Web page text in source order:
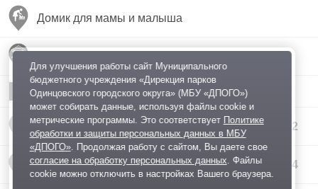
Домик для мамы и малыша
Парковки
Площадки для выгула собак 2
Скамейка с навесом 24
Для улучшения работы сайт Муниципального
бюджетного учреждения «Дирекция парков
Одинцовского городского округа» (МБУ «ДПОГО»)
может собирать данные, используя файлы cookie и
метрические программы. Это соответствует Политике
обработки и защиты персональных данных в МБУ
«ДПОГО». Продолжая работу с сайтом, Вы даете свое
согласие на обработку персональных данных. Файлы
cookie можно отключить в настройках Вашего браузера.